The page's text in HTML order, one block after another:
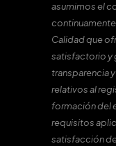
asumimos el
Calidad que
satisfactorio y
transparencia
relativos al
formación del
requisitos
satisfacción